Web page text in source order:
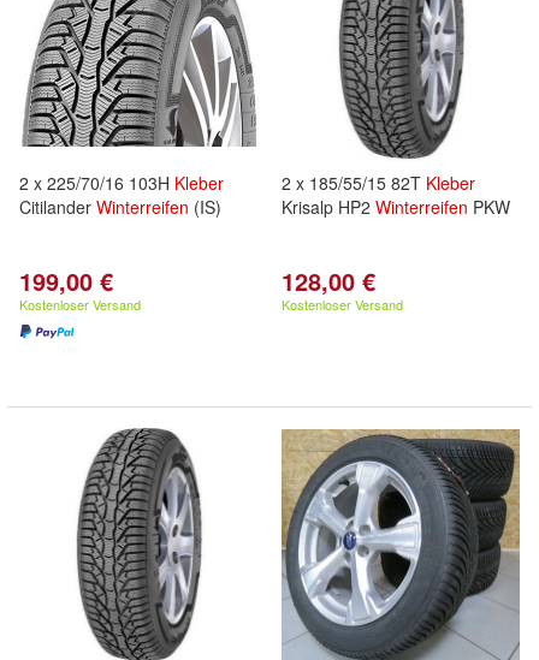
2 x 225/70/16 103H Kleber
Citilander Winterreifen (IS)
199,00 €
Kostenloser Versand
2 x 185/55/15 82T Kleber
Krisalp HP2 Winterreifen PKW
128,00 €
Kostenloser Versand